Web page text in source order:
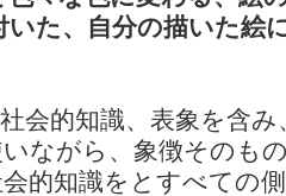
た、自分の描いた絵
会的知識、表象を含み
いながら、象徴そのも
的知識をとすべての